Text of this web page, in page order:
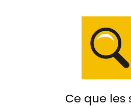
Ce que les